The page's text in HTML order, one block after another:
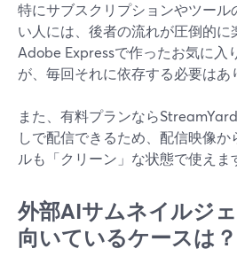
特にサブスクリプションやツール
い人には、後者の流れが圧倒的
Adobe Expressで作ったお気に入
が、毎回それに依存する必要はあ
また、有料プランなら
しで配信できるため、配信映像か
ルも「クリーン」な状態で使えま
外部AIサムネイルジ
向いているケースは？